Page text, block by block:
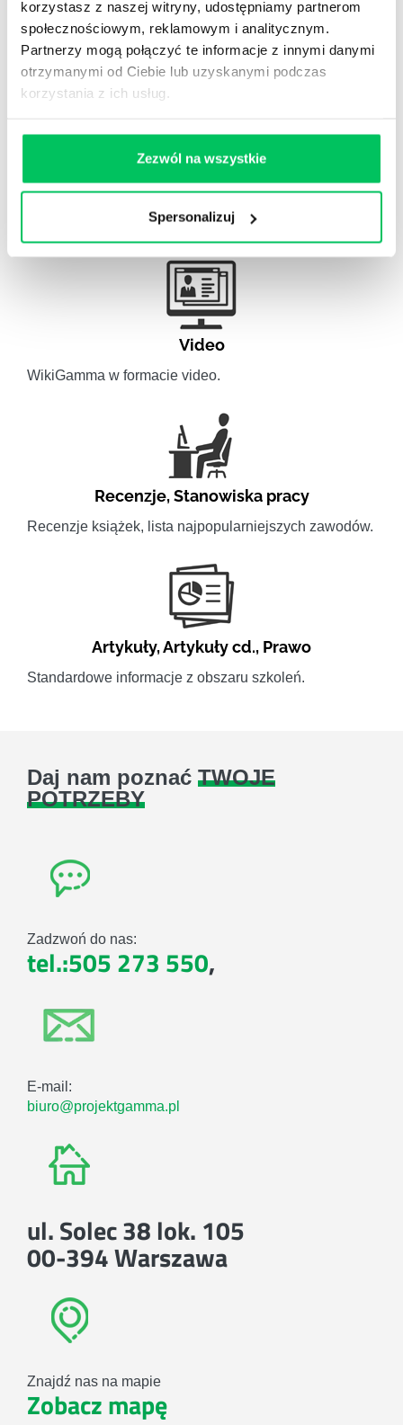
korzystasz z naszej witryny, udostępniamy partnerom
społecznościowym, reklamowym i analitycznym.
Partnerzy mogą połączyć te informacje z innymi danymi
otrzymanymi od Ciebie lub uzyskanymi podczas
korzystania z ich usług.
Zezwól na wszystkie
Spersonalizuj
Odpowiedzi na często pojawiające się pytania z
obszaru HR.
Artykuły eksperckie
Artykuły związane ze szkoleniami eksperckimi.
Video
WikiGamma w formacie video.
Recenzje,Stanowiska pracy
Recenzje książek, lista najpopularniejszych zawodów.
Artykuły,Artykuły cd., Prawo
Standardowe informacje z obszaru szkoleń.
Daj nam poznać TWOJE
POTRZEBY
Zadzwoń do nas:
tel.:505 273 550,
E-mail:
biuro@projektgamma.pl
ul. Solec 38 lok. 105
00-394 Warszawa
Znajdź nas na mapie
Zobacz mapę